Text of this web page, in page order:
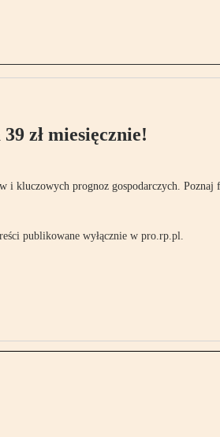
zł miesięcznie!
kluczowych prognoz gospodarczych. Poznaj
publikowane wyłącznie w pro.rp.pl.